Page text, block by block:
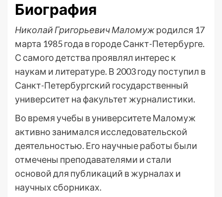
Биография
Николай Григорьевич Маломужродился 17
марта 1985 года в городе Санкт-Петербурге.
С самого детства проявлял интерес к
наукам и литературе. В 2003 году поступил в
Санкт-Петербургский государственный
университет на факультет журналистики.
Во время учебы в университете Маломуж
активно занимался исследовательской
деятельностью. Его научные работы были
отмечены преподавателями и стали
основой для публикаций в журналах и
научных сборниках.